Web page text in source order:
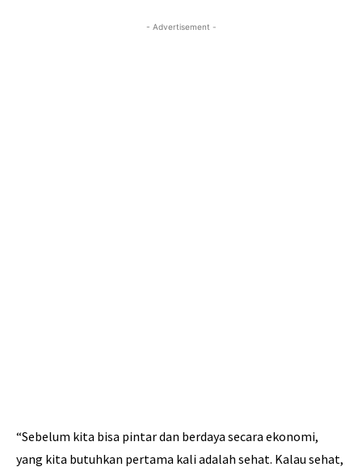
- Advertisement -
“Sebelum kita bisa pintar dan berdaya secara ekonomi,
yang kita butuhkan pertama kali adalah sehat. Kalau sehat,